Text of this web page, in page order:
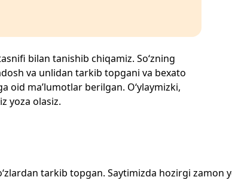
bilan tanishib chiqamiz. So‘zning
va unlidan tarkib topgani va bexato
oid ma’lumotlar berilgan. O‘ylaymizki,
yoza olasiz.
tarkib topgan. Saytimizda hozirgi zamon